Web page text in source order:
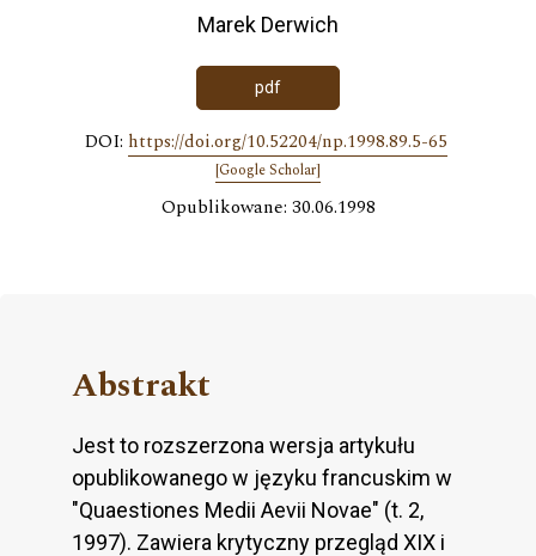
Marek Derwich
pdf
DOI: https://doi.org/10.52204/np.1998.89.5-65
[Google Scholar]
Opublikowane: 30.06.1998
Abstrakt
Jest to rozszerzona wersja artykułu
opublikowanego w języku francuskim w
"Quaestiones Medii Aevii Novae" (t. 2,
1997). Zawiera krytyczny przegląd XIX i